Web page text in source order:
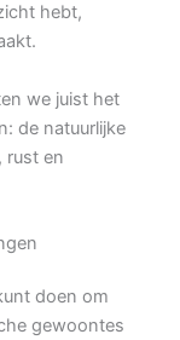
hebt,
we juist het
de natuurlijke
rust en
doen om
gewoontes